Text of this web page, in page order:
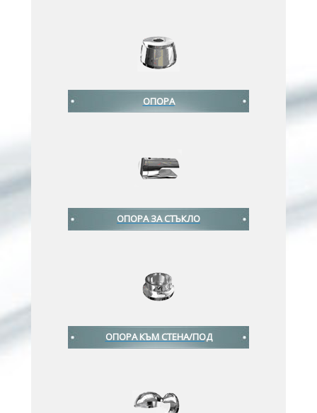
ОПОРА
ОПОРА ЗА СТЪКЛО
ОПОРА КЪМ СТЕНА/ПОД